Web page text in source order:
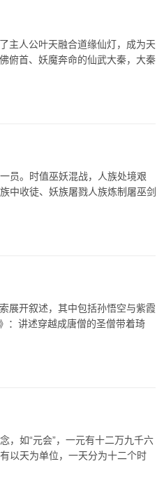
主人公叶天融合道缘仙灯，成为天
俯首、妖魔奔命的仙武大秦，大秦
员。时值巫妖混战，人族处境艰
中收徒、妖族屠戮人族炼制屠巫剑
展开叙述，其中包括孙悟空与紫霞
：讲述穿越成唐僧的圣僧带着琦
，如“元会”，一元有十二万九千六
以天为单位，一天分为十二个时